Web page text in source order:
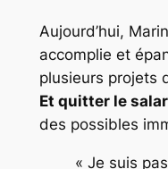
Aujourd’hui,
accomplie et
plusieurs projets
Et quitter le
des possibles
« Je suis